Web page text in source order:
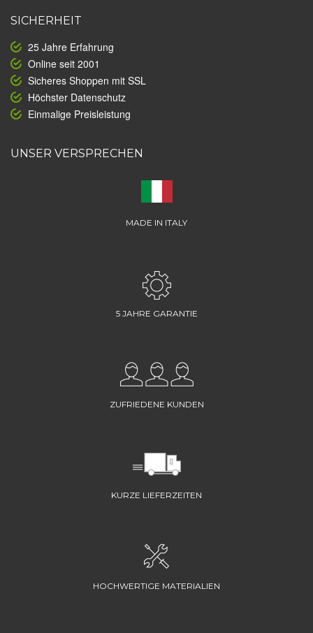
SICHERHEIT
25 Jahre Erfahrung
Online seit 2001
Sicheres Shoppen mit SSL
Höchster Datenschutz
Einmalige Preisleistung
UNSER VERSPRECHEN
MADE IN ITALY
5 JAHRE GARANTIE
ZUFRIEDENE KUNDEN
KURZE LIEFERZEITEN
HOCHWERTIGE MATERIALIEN